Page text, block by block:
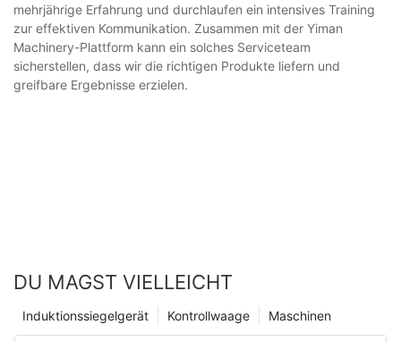
mehrjährige Erfahrung und durchlaufen ein intensives Training
zur effektiven Kommunikation. Zusammen mit der Yiman
Machinery-Plattform kann ein solches Serviceteam
sicherstellen, dass wir die richtigen Produkte liefern und
greifbare Ergebnisse erzielen.
DU MAGST VIELLEICHT
Maschinen
Kontrollwaage
Induktionssiegelgerät